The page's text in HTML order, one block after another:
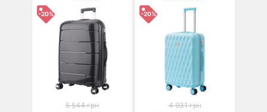
-20%
5 544 грн
-20%
4 931 грн